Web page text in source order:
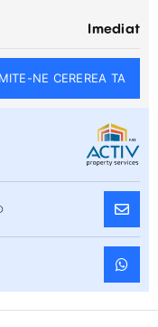
Imediat
NE CEREREA TA